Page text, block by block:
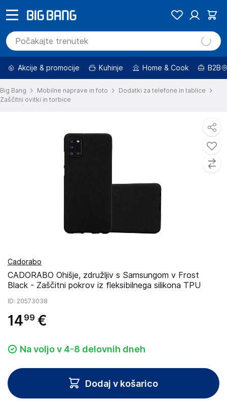
Akcije & promocije Kuhinje Home & Cook B2B
Big Bang Mobilne naprave in foto
Dodatki za telefone in tablice
Zaščitni ovitki in torbice
Cadorabo
CADORABO Ohišje, združljiv s Samsungom v Frost
Black - Zaščitni pokrov iz fleksibilnega silikona TPU
ID: 20573038
1499 €
Na voljo v 4-8 delovnih dneh
Dodaj v košarico